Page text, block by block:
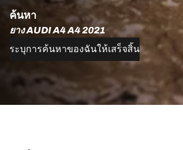
ค้นหา
ยาง AUDI A4 A4 2021
ระบุการค้นหาของฉันให้เสร็จสิ้น